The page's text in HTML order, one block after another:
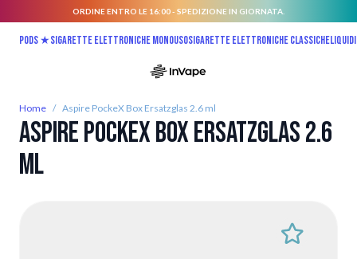
ORDINE ENTRO LE 16:00 - SPEDIZIONE IN GIORNATA.
Pods ★Sigarette elettroniche monousoSigarette elettroniche classiche
Home / Aspire PockeX Box Ersatzglas 2.6 ml
Aspire PockeX Box Ersatzglas 2.6
ml